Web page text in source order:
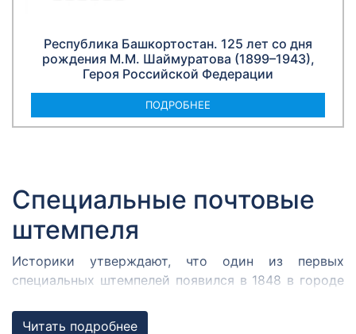
Республика Башкортостан. 125 лет со дня
рождения М.М. Шаймуратова (1899–1943),
Героя Российской Федерации
ПОДРОБНЕЕ
Специальные почтовые
штемпеля
Историки утверждают, что один из первых
специальных штемпелей появился в 1848 в городе
собрался Кромержижский парламент.
Читать подробнее